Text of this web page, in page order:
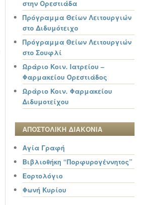
στην Ορεστιάδα
Πρόγραμμα Θείων Λειτουργιών
στο Διδυμότειχο
Πρόγραμμα Θείων Λειτουργιών
στο Σουφλί
Ωράριο Κοιν. Ιατρείου –
Φαρμακείου Ορεστιάδος
Ωράριο Κοιν. Φαρμακείου
Διδυμοτείχου
ΑΠΟΣΤΟΛΙΚΗ ΔΙΑΚΟΝΙΑ
Αγία Γραφή
Βιβλιοθήκη “Πορφυρογέννητος”
Εορτολόγιο
Φωνή Κυρίου